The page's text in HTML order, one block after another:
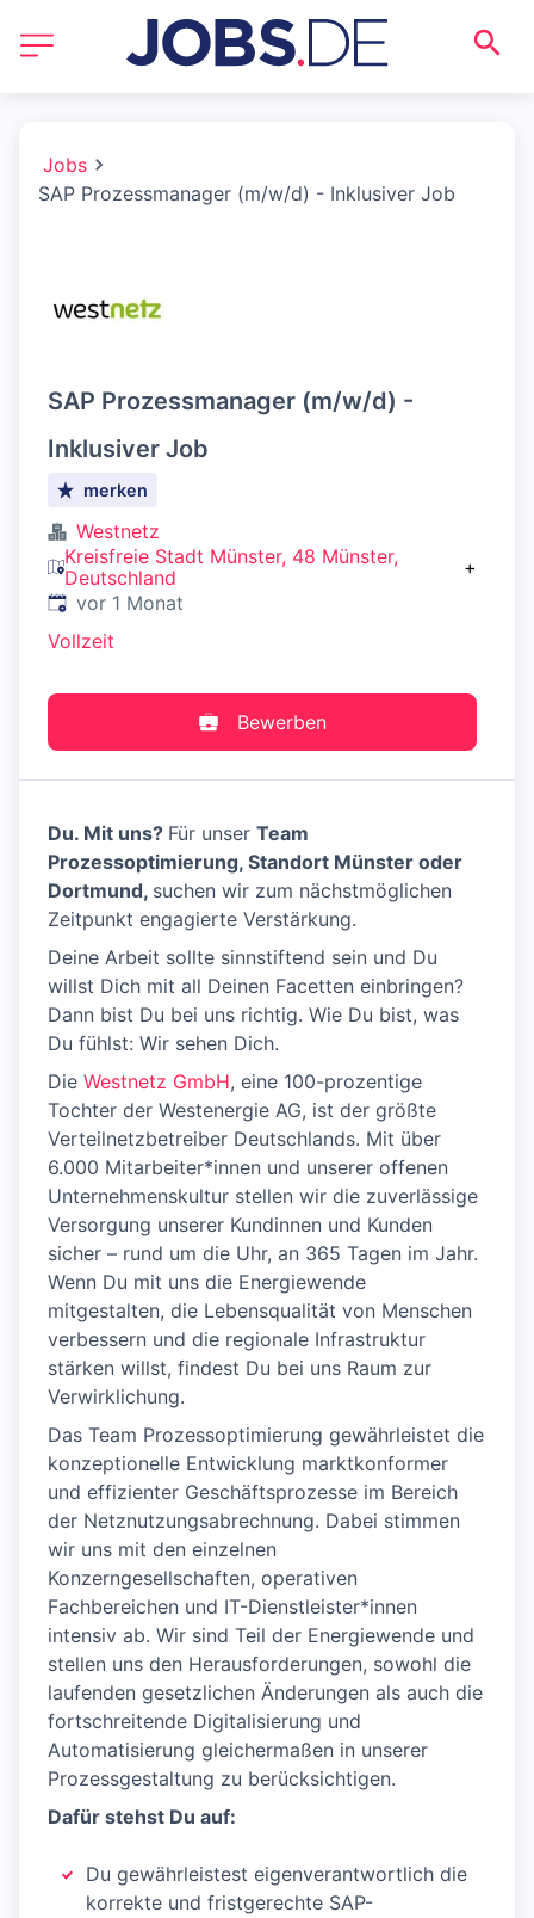
Jobs
SAP Prozessmanager (m/w/d) - Inklusiver Job
SAP Prozessmanager (m/w/d) -
Inklusiver Job
merken
Westnetz
Kreisfreie Stadt Münster, 48 Münster,
Deutschland
+
Veröffentlicht:
vor 1 Monat
Vollzeit
Bewerben
Du. Mit uns? Für unser Team
Prozessoptimierung, Standort Münster oder
Dortmund, suchen wir zum nächstmöglichen
Zeitpunkt engagierte Verstärkung.
Deine Arbeit sollte sinnstiftend sein und Du
willst Dich mit all Deinen Facetten einbringen?
Dann bist Du bei uns richtig. Wie Du bist, was
Du fühlst: Wir sehen Dich.
Die Westnetz GmbH, eine 100-prozentige
Tochter der Westenergie AG, ist der größte
Verteilnetzbetreiber Deutschlands. Mit über
6.000 Mitarbeiter*innen und unserer offenen
Unternehmenskultur stellen wir die zuverlässige
Versorgung unserer Kundinnen und Kunden
sicher – rund um die Uhr, an 365 Tagen im Jahr.
Wenn Du mit uns die Energiewende
mitgestalten, die Lebensqualität von Menschen
verbessern und die regionale Infrastruktur
stärken willst, findest Du bei uns Raum zur
Verwirklichung.
Das Team Prozessoptimierung gewährleistet die
konzeptionelle Entwicklung marktkonformer
und effizienter Geschäftsprozesse im Bereich
der Netznutzungsabrechnung. Dabei stimmen
wir uns mit den einzelnen
Konzerngesellschaften, operativen
Fachbereichen und IT-Dienstleister*innen
intensiv ab. Wir sind Teil der Energiewende und
stellen uns den Herausforderungen, sowohl die
laufenden gesetzlichen Änderungen als auch die
fortschreitende Digitalisierung und
Automatisierung gleichermaßen in unserer
Prozessgestaltung zu berücksichtigen.
Dafür stehst Du auf:
Du gewährleistest eigenverantwortlich die
korrekte und fristgerechte SAP-